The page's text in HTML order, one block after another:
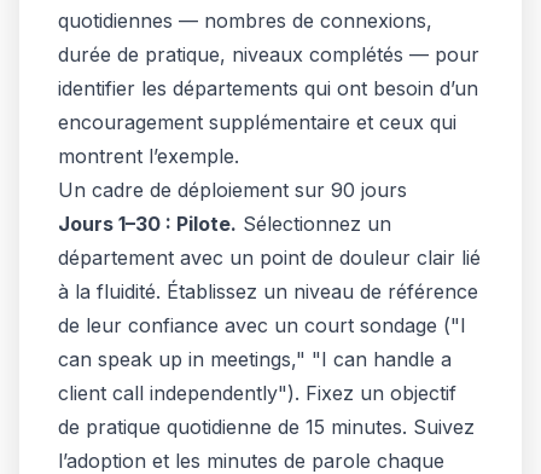
quotidiennes — nombres de connexions,
durée de pratique, niveaux complétés — pour
identifier les départements qui ont besoin d’un
encouragement supplémentaire et ceux qui
montrent l’exemple.
Un cadre de déploiement sur 90 jours
Jours 1–30 : Pilote. Sélectionnez un
département avec un point de douleur clair lié
à la fluidité. Établissez un niveau de référence
de leur confiance avec un court sondage ("I
can speak up in meetings," "I can handle a
client call independently"). Fixez un objectif
de pratique quotidienne de 15 minutes. Suivez
l’adoption et les minutes de parole chaque